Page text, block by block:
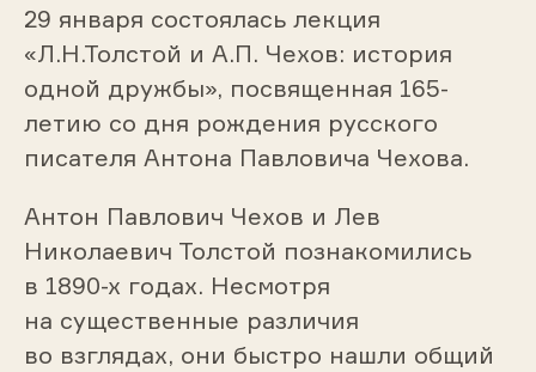
29 января состоялась лекция
«Л.Н.Толстой и А.П. Чехов: история
одной дружбы», посвященная 165-
летию со дня рождения русского
писателя Антона Павловича Чехова.
Антон Павлович Чехов и Лев
Николаевич Толстой познакомились
в 1890-х годах. Несмотря
на существенные различия
во взглядах, они быстро нашли общий